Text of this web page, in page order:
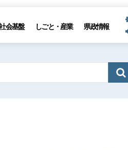
会基盤 しごと・産業 県政情報